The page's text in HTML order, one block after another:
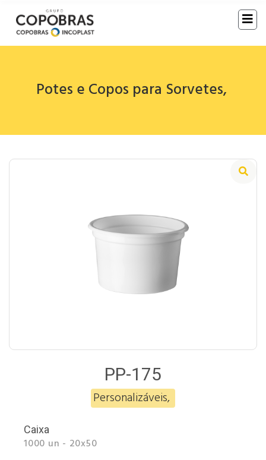
Potes e Copos para Sorvetes,
PP-175
Personalizáveis,
Caixa
1000 un - 20x50